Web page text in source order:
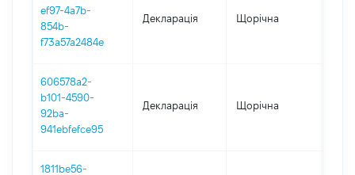
ef97-4a7b-
854b-
f73a57a2484e
Декларація Щорічна
606578a2-
b101-4590-
92ba-
941ebfefce95
Декларація Щорічна
1811be56-